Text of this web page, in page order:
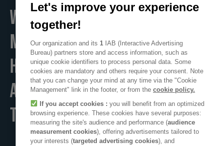
WE
MAKE
HOME
A POSITIVE PLACE
TO LIVE
Let's improve your experience
together!
Our organization and its 1 IAB (Interactive Advertising
Bureau) partners store and access information, such as
unique cookie identifiers to process personal data. Some
cookies are mandatory and others require your consent. Note
that you can change your mind at any time via the "Cookie
Management" link in the footer, or from the cookie policy.
If you accept cookies : you will benefit from an optimized
browsing experience. These cookies have several purposes:
measuring the site's audience and performance (audience
measurement cookies), offering advertisements tailored to
your interests (targeted advertising cookies), and